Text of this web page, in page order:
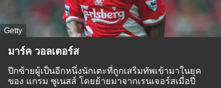
Getty
มาร์ค วอลเตอร์ส
ปีกซ้ายผู้เป็นอีกหนึ่งนักเตะที่ถูกเสริมทัพเข้ามาในยุค
ของ แกรม ซูเนสส์ โดยย้ายมาจากเรนเจอร์สเมื่อปี